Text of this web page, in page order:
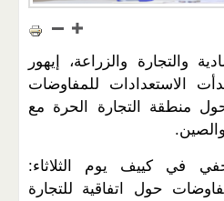
والتجارة والزراعة، إيهور
الاستعدادات للمفاوضات
منطقة التجارة الحرة مع
في كييف يوم الثلاثاء:
حول اتفاقية للتجارة